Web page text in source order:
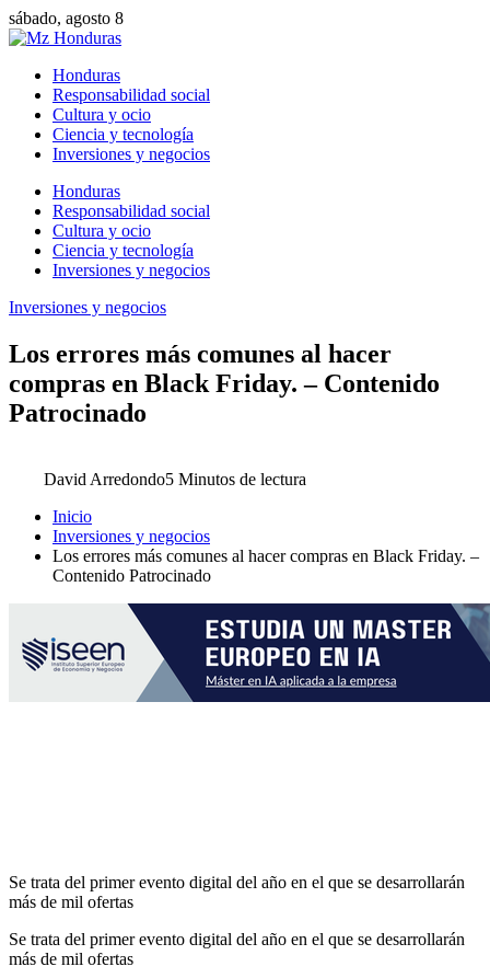
sábado, agosto 8
Honduras
Responsabilidad social
Cultura y ocio
Ciencia y tecnología
Inversiones y negocios
Honduras
Responsabilidad social
Cultura y ocio
Ciencia y tecnología
Inversiones y negocios
Inversiones y negocios
Los errores más comunes al hacer
compras en Black Friday. – Contenido
Patrocinado
David Arredondo5 Minutos de lectura
Inicio
Inversiones y negocios
Los errores más comunes al hacer compras en Black Friday. –
Contenido Patrocinado
Se trata del primer evento digital del año en el que se desarrollarán
más de mil ofertas
Se trata del primer evento digital del año en el que se desarrollarán
más de mil ofertas